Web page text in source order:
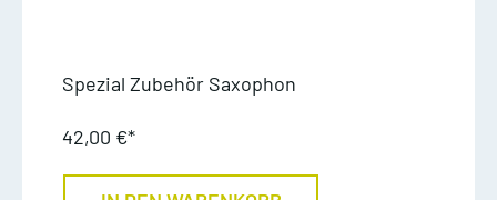
Spezial Zubehör Saxophon
42,00 €*